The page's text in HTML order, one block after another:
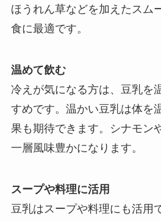
ほうれん草などを加えたスム
食に最適です。
温めて飲む
冷えが気になる方は、豆乳を
すめです。温かい豆乳は体を
果も期待できます。シナモン
一層風味豊かになります。
スープや料理に活用
豆乳はスープや料理にも活用